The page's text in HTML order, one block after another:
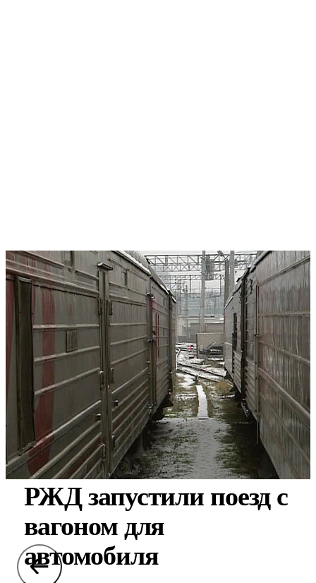
РЖД запустили поезд с
вагоном для
автомобиля